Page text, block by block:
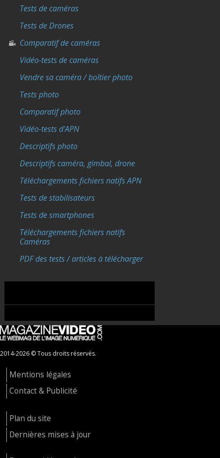
Tests de caméras
Tests de Drones
Comparatif de caméras
Vidéo-tests de caméras
Vendre sa caméra / boîtier photo
Tests photo
Comparatif photo
Vidéo-tests d'APN
Descriptifs photo
Descriptifs caméra, gimbal, drone
Téléchargements fichiers natifs APN
Tests de stabilisateurs
Tests de smartphones
Téléchargements fichiers natifs
Caméras
PDF des tests / articles à télécharger
2014-2026 © Tous droits réservés.
Mentions légales
Contact & Publicité
Plan du site
Dernières mises à jour